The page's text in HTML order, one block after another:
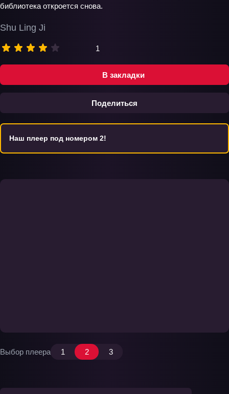
В закладки
Поделиться
Shu Ling Ji
1
библиотека откроется снова.
Наш плеер под номером 2!
Выбор плеера 1 2 3